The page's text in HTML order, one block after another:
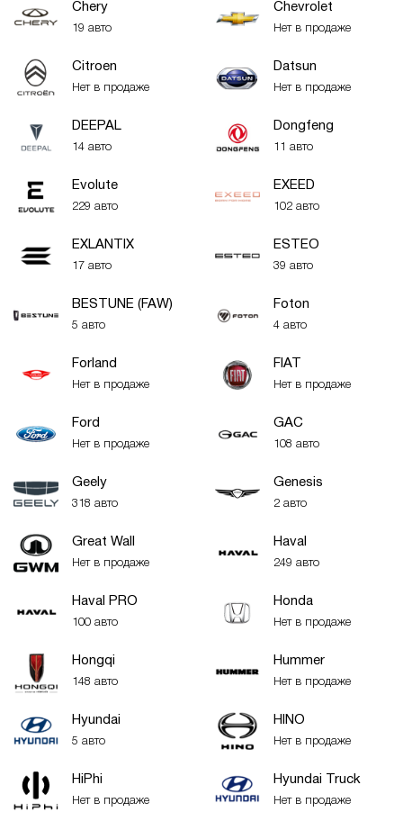
Chery
19 авто
Chevrolet
Нет в продаже
Citroen
Нет в продаже
Datsun
Нет в продаже
DEEPAL
14 авто
Dongfeng
11 авто
Evolute
229 авто
EXEED
102 авто
EXLANTIX
17 авто
ESTEO
39 авто
BESTUNE (FAW)
5 авто
Foton
4 авто
Forland
Нет в продаже
FIAT
Нет в продаже
Ford
Нет в продаже
GAC
108 авто
Geely
318 авто
Genesis
2 авто
Great Wall
Нет в продаже
Haval
249 авто
Haval PRO
100 авто
Honda
Нет в продаже
Hongqi
148 авто
Hummer
Нет в продаже
Hyundai
5 авто
HINO
Нет в продаже
HiPhi
Нет в продаже
Hyundai Truck
Нет в продаже